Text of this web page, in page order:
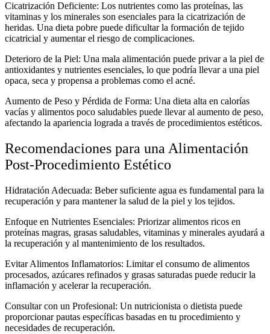
Cicatrización Deficiente: Los nutrientes como las proteínas, las
vitaminas y los minerales son esenciales para la cicatrización de
heridas. Una dieta pobre puede dificultar la formación de tejido
cicatricial y aumentar el riesgo de complicaciones.
Deterioro de la Piel: Una mala alimentación puede privar a la piel de
antioxidantes y nutrientes esenciales, lo que podría llevar a una piel
opaca, seca y propensa a problemas como el acné.
Aumento de Peso y Pérdida de Forma: Una dieta alta en calorías
vacías y alimentos poco saludables puede llevar al aumento de peso,
afectando la apariencia lograda a través de procedimientos estéticos.
Recomendaciones para una Alimentación
Post-Procedimiento Estético
Hidratación Adecuada: Beber suficiente agua es fundamental para la
recuperación y para mantener la salud de la piel y los tejidos.
Enfoque en Nutrientes Esenciales: Priorizar alimentos ricos en
proteínas magras, grasas saludables, vitaminas y minerales ayudará a
la recuperación y al mantenimiento de los resultados.
Evitar Alimentos Inflamatorios: Limitar el consumo de alimentos
procesados, azúcares refinados y grasas saturadas puede reducir la
inflamación y acelerar la recuperación.
Consultar con un Profesional: Un nutricionista o dietista puede
proporcionar pautas específicas basadas en tu procedimiento y
necesidades de recuperación.